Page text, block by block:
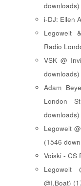
downloads)
i-DJ: Ellen
Legowelt
Radio
VSK @
downloads)
Adam
London
downloads)
Legowelt
(1546
Voiski - CS
Legowelt
@I.Boat)